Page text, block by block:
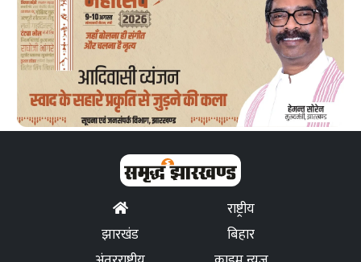
राष्ट्रीय
झारखंड
बिहार